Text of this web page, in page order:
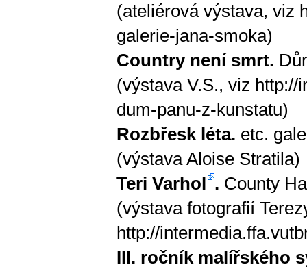
(ateliérová výstava, viz
galerie-jana-smoka)
Country není smrt.
(výstava V.S., viz http://
dum-panu-z-kunstatu)
Rozbřesk léta. etc.
(výstava Aloise Stratila)
Teri Varhol . County
(výstava fotografií
http://
III. ročník malířského